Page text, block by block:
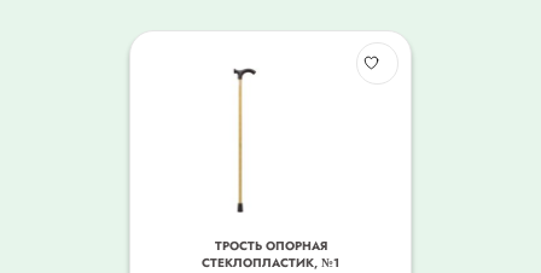
ТРОСТЬ ОПОРНАЯ
СТЕКЛОПЛАСТИК, №1